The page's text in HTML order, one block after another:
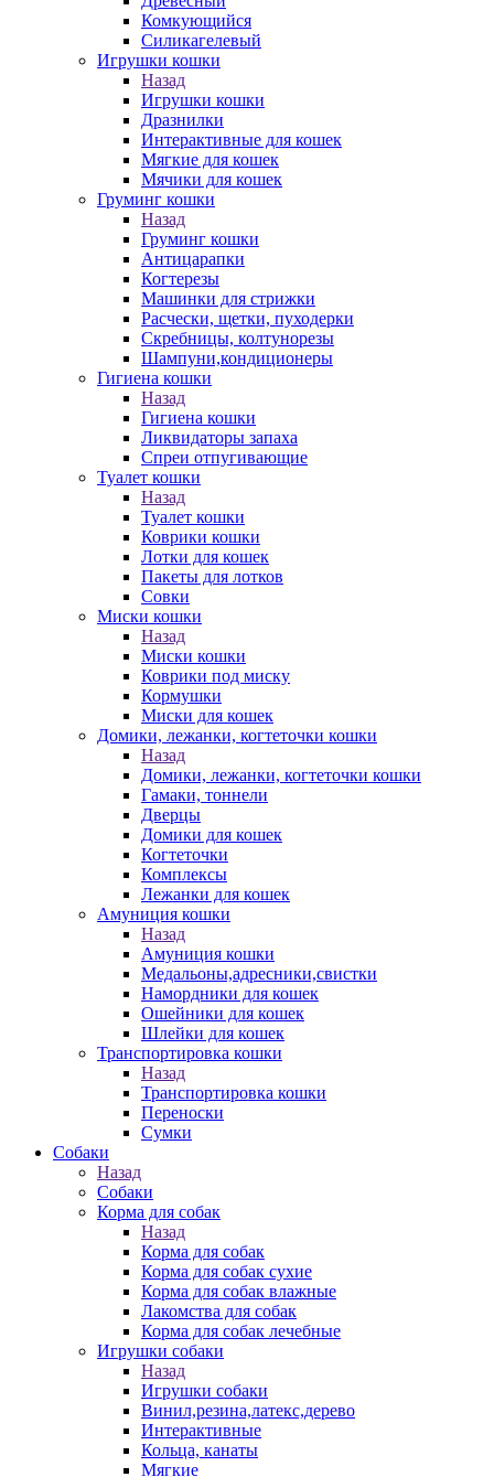
Комкующийся
Силикагелевый
Игрушки кошки
Назад
Игрушки кошки
Дразнилки
Интерактивные для кошек
Мягкие для кошек
Мячики для кошек
Груминг кошки
Назад
Груминг кошки
Антицарапки
Когтерезы
Машинки для стрижки
Расчески, щетки, пуходерки
Скребницы, колтунорезы
Шампуни,кондиционеры
Гигиена кошки
Назад
Гигиена кошки
Ликвидаторы запаха
Спреи отпугивающие
Туалет кошки
Назад
Туалет кошки
Коврики кошки
Лотки для кошек
Пакеты для лотков
Совки
Миски кошки
Назад
Миски кошки
Коврики под миску
Кормушки
Миски для кошек
Домики, лежанки, когтеточки кошки
Назад
Домики, лежанки, когтеточки кошки
Гамаки, тоннели
Дверцы
Домики для кошек
Когтеточки
Комплексы
Лежанки для кошек
Амуниция кошки
Назад
Амуниция кошки
Медальоны,адресники,свистки
Намордники для кошек
Ошейники для кошек
Шлейки для кошек
Транспортировка кошки
Назад
Транспортировка кошки
Переноски
Сумки
Собаки
Назад
Собаки
Корма для собак
Назад
Корма для собак
Корма для собак сухие
Корма для собак влажные
Лакомства для собак
Корма для собак лечебные
Игрушки собаки
Назад
Игрушки собаки
Винил,резина,латекс,дерево
Интерактивные
Кольца, канаты
Мягкие